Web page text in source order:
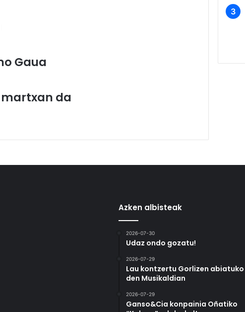
Gaua
martxan da
Azken albisteak
2026-07-30
Udaz ondo gozatu!
2026-07-29
Lau kontzertu Gorlizen abiatuko
den Musikaldian
2026-07-29
Ganso&Cia konpainia Oñatiko